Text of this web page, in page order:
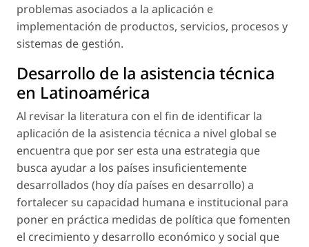
problemas asociados a la aplicación e
implementación de productos, servicios, procesos y
sistemas de gestión.
Desarrollo de la asistencia técnica
en Latinoamérica
Al revisar la literatura con el fin de identificar la
aplicación de la asistencia técnica a nivel global se
encuentra que por ser esta una estrategia que
busca ayudar a los países insuficientemente
desarrollados (hoy día países en desarrollo) a
fortalecer su capacidad humana e institucional para
poner en práctica medidas de política que fomenten
el crecimiento y desarrollo económico y social que